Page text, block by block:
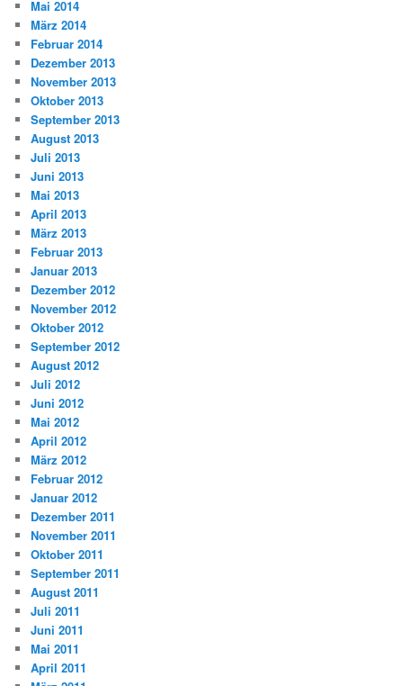
Mai 2014
März 2014
Februar 2014
Dezember 2013
November 2013
Oktober 2013
September 2013
August 2013
Juli 2013
Juni 2013
Mai 2013
April 2013
März 2013
Februar 2013
Januar 2013
Dezember 2012
November 2012
Oktober 2012
September 2012
August 2012
Juli 2012
Juni 2012
Mai 2012
April 2012
März 2012
Februar 2012
Januar 2012
Dezember 2011
November 2011
Oktober 2011
September 2011
August 2011
Juli 2011
Juni 2011
Mai 2011
April 2011